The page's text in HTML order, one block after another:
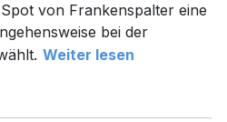
von Frankenspalter eine
bei der
Weiter lesen